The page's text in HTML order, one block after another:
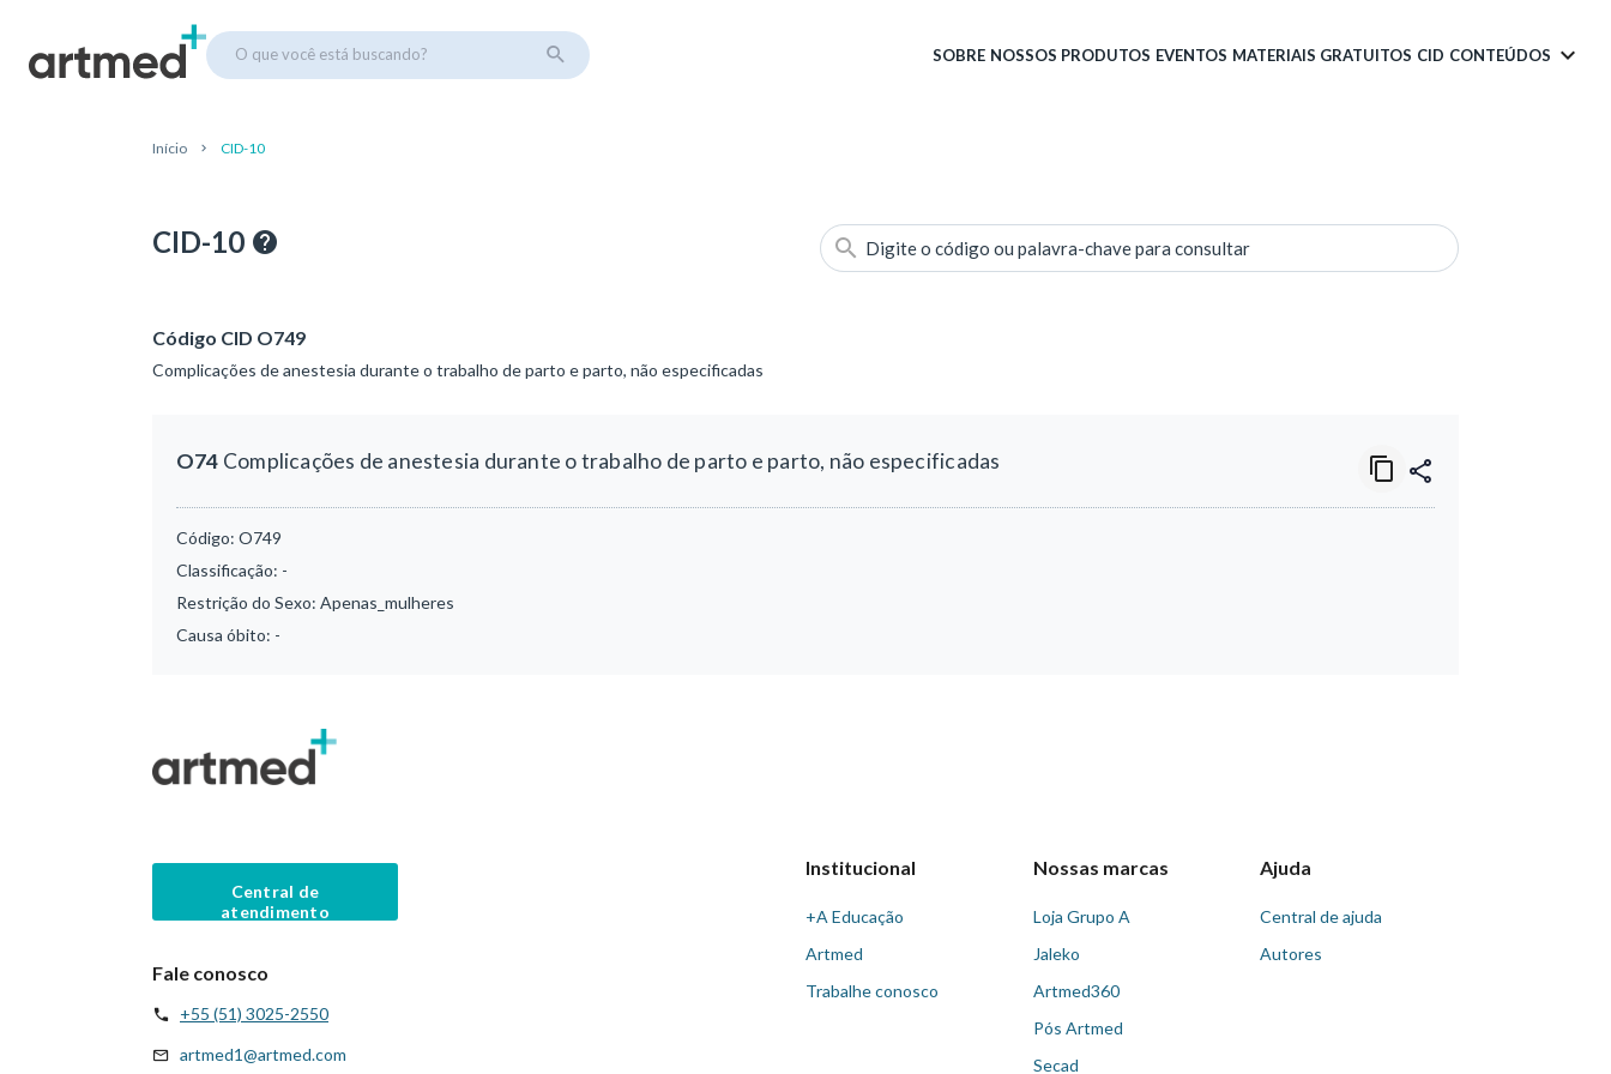
O que você está buscando? SOBRE NOSSOS PRODUTOS EVENTOS MATERIAIS GRATUITOS CID CONTEÚDOS
Início CID-10
CID-10 Digite o código ou palavra-chave para consultar
Código CID O749
Complicações de anestesia durante o trabalho de parto e parto, não especificadas
O74 Complicações de anestesia durante o trabalho de parto e parto, não especificadas
Código: O749
Classificação: -
Restrição do Sexo: Apenas_mulheres
Causa óbito: -
Central de
atendimento
Fale conosco
+55 (51) 3025-2550
artmed1@artmed.com
Institucional
+A Educação
Artmed
Trabalhe conosco
Nossas marcas
Loja Grupo A
Jaleko
Artmed360
Pós Artmed
Secad
Ajuda
Central de ajuda
Autores